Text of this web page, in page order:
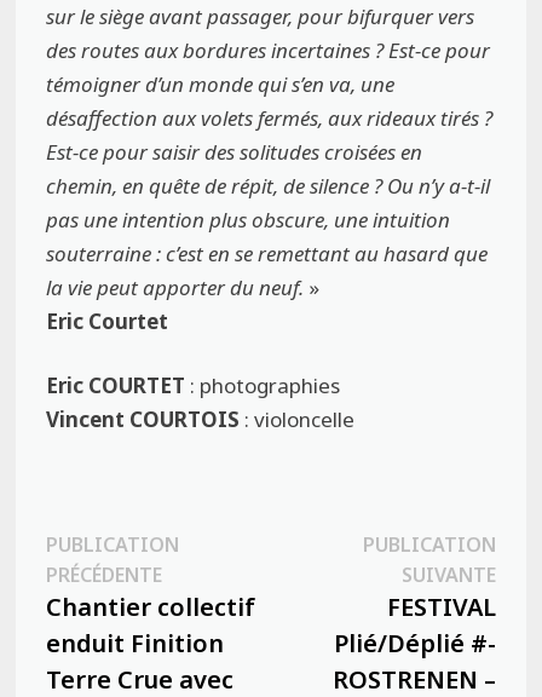
sur le siège avant passager, pour bifurquer vers
des routes aux borduresincertaines ? Est-ce pour
témoigner d’un monde qui s’en va, une
désaffection aux volets fermés, aux rideaux tirés ?
Est-ce pour saisir des solitudes croisées en
chemin, en quête derépit, de silence ? Ou n’y a-t-il
pas une intention plus obscure, une intuition
souterraine : c’esten se remettant au hasard que
la vie peut apporter du neuf. »
Eric Courtet
Eric COURTET : photographies
Vincent COURTOIS : violoncelle
Navigation
de
l’article
PUBLICATION
PRÉCÉDENTEPublication
précédente :
Chantier collectif
enduit Finition
Terre Crue avec
PUBLICATION
SUIVANTE
FESTIVAL
Plié/Déplié #-
ROSTRENEN –